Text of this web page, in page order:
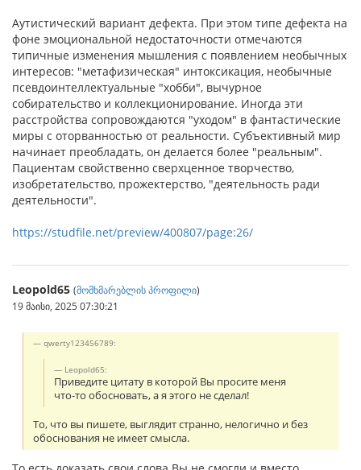
Аутистический вариант дефекта. При этом типе дефекта на
фоне эмоциональной недостаточности отмечаются
типичные изменения мышления с появлением необычных
интересов: "метафизическая" интоксикация, необычные
псев­доинтеллектуальные "хобби", вычурное
собирательство и коллекционирование. Иногда эти
расстройства сопровожда­ются "уходом" в фантастические
миры с оторванностью от реальности. Субъективный мир
начинает преобладать, он делается более "реальным".
Пациентам свойственно сверх­ценное творчество,
изобретательство, прожектерство, "дея­тельность ради
деятельности".
https://studfile.net/preview/400807/page:26/
Leopold65 (მომხმარებლის პროფილი)
19 მაისი, 2025 07:30:21
qwerty123456789:
Leopold65:
Приведите цитату в которой Вы просите меня
что-то обосновать, а я этого не сделал!
То, что вы пишете, выглядит странно, нелогично и без
обоснования не имеет смысла.